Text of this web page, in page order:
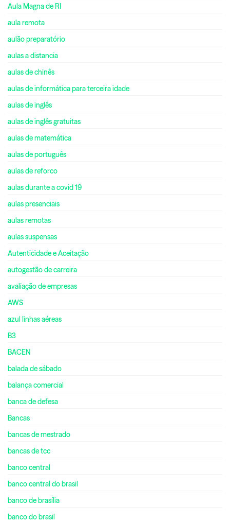
Aula Magna de RI
aula remota
aulão preparatório
aulas a distancia
aulas de chinês
aulas de informática para terceira idade
aulas de inglês
aulas de inglês gratuitas
aulas de matemática
aulas de português
aulas de reforco
aulas durante a covid 19
aulas presenciais
aulas remotas
aulas suspensas
Autenticidade e Aceitação
autogestão de carreira
avaliação de empresas
AWS
azul linhas aéreas
B3
BACEN
balada de sábado
balança comercial
banca de defesa
Bancas
bancas de mestrado
bancas de tcc
banco central
banco central do brasil
banco de brasília
banco do brasil